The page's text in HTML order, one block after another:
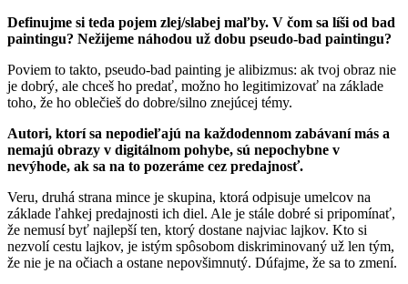
Definujme si teda pojem zlej/slabej maľby. V čom sa líši od bad
paintingu? Nežijeme náhodou už dobu pseudo-bad paintingu?
Poviem to takto, pseudo-bad painting je alibizmus: ak tvoj obraz nie
je dobrý, ale chceš ho predať, možno ho legitimizovať na základe
toho, že ho oblečieš do dobre/silno znejúcej témy.
Autori, ktorí sa nepodieľajú na každodennom zabávaní más a
nemajú obrazy v digitálnom pohybe, sú nepochybne v
nevýhode, ak sa na to pozeráme cez predajnosť.
Veru, druhá strana mince je skupina, ktorá odpisuje umelcov na
základe ľahkej predajnosti ich diel. Ale je stále dobré si pripomínať,
že nemusí byť najlepší ten, ktorý dostane najviac lajkov. Kto si
nezvolí cestu lajkov, je istým spôsobom diskriminovaný už len tým,
že nie je na očiach a ostane nepovšimnutý. Dúfajme, že sa to zmení.